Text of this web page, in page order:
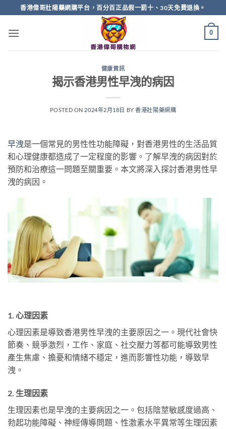
to
content
香港偉哥壯陽藥網購平台，百分百正品假一罰十、30天免費退換。
0
健康資訊
揭示香港男性早洩的病因
POSTED ON 2024年2月18日 BY香港壯陽藥網購
早洩是一個常見的男性性功能障礙，對香港男性的生活品質
和心理健康都造成了一定程度的影響。了解早洩的病因對於
預防和治療這一問題至關重要。本文將深入探討香港男性早
洩的病因。
1. 心理因素
心理因素是導致香港男性早洩的主要原因之一。現代社會快
節奏、競爭激烈，工作、家庭、社交壓力等都可能導致男性
產生焦慮、擔憂和情緒不穩定，進而影響性功能，導致早
洩。
2. 生理因素
生理因素也是早洩的主要病因之一。包括陰莖敏感度過高、
勃起功能障礙、神經傳導問題、性激素水平異常等生理因素